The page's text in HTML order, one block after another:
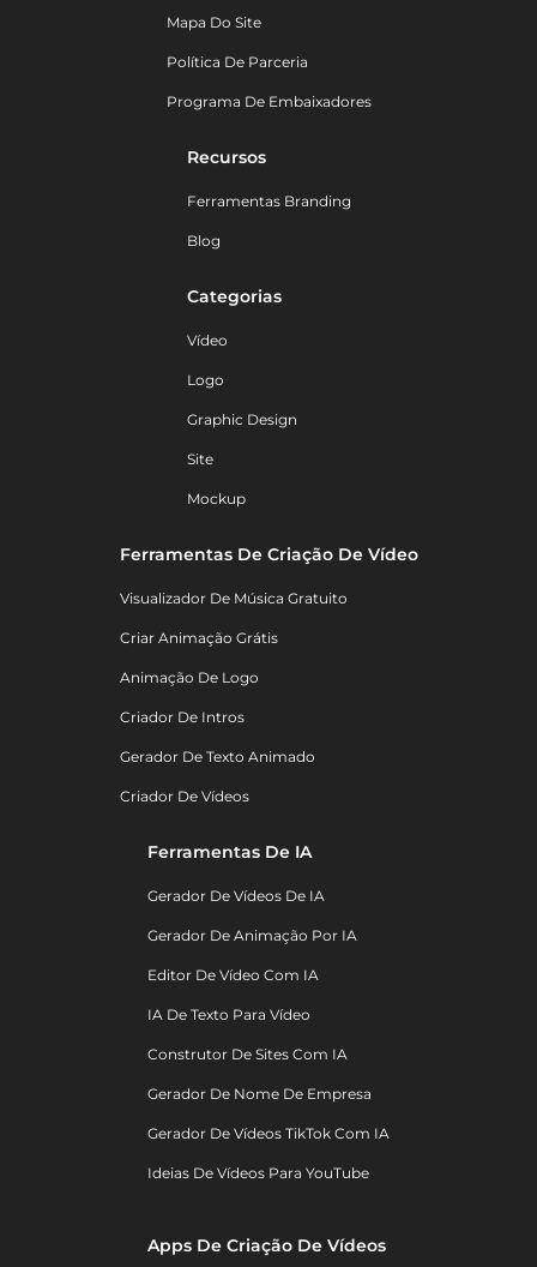
Mapa Do Site
Política De Parceria
Programa De Embaixadores
Recursos
Ferramentas Branding
Blog
Categorias
Vídeo
Logo
Graphic Design
Site
Mockup
Ferramentas De Criação De Vídeo
Visualizador De Música Gratuito
Criar Animação Grátis
Animação De Logo
Criador De Intros
Gerador De Texto Animado
Criador De Vídeos
Ferramentas De IA
Gerador De Vídeos De IA
Gerador De Animação Por IA
Editor De Vídeo Com IA
IA De Texto Para Vídeo
Construtor De Sites Com IA
Gerador De Nome De Empresa
Gerador De Vídeos TikTok Com IA
Ideias De Vídeos Para YouTube
Apps De Criação De Vídeos